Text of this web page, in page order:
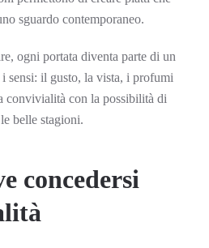
sguardo contemporaneo.
ogni portata diventa parte di un
sensi: il gusto, la vista, i profumi
convivialità con la possibilità di
belle stagioni.
concedersi